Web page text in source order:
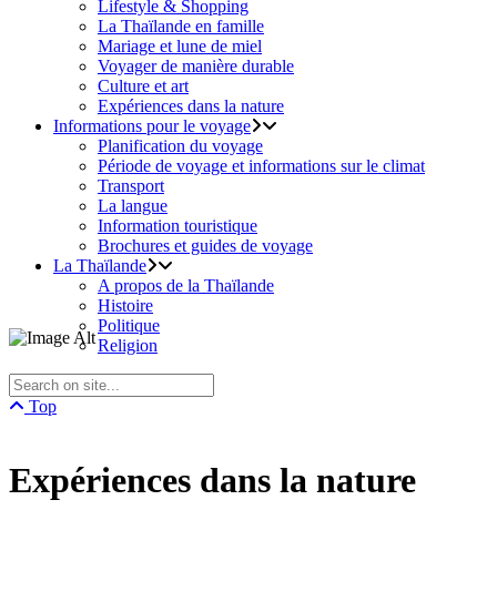
Lifestyle & Shopping
La Thaïlande en famille
Mariage et lune de miel
Voyager de manière durable
Culture et art
Expériences dans la nature
Informations pour le voyage
Planification du voyage
Période de voyage et informations sur le climat
Transport
La langue
Information touristique
Brochures et guides de voyage
La Thaïlande
A propos de la Thaïlande
Histoire
Politique
Religion
Top
Expériences dans la nature